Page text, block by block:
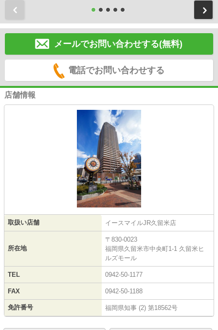
メールでお問い合わせする(無料)
電話でお問い合わせする
店舗情報
取扱い店舗 イースマイルJR久留米店
所在地
〒830-0023
福岡県久留米市中央町1-1 久留米ヒ
ルズモール
TEL 0942-50-1177
FAX 0942-50-1188
免許番号 福岡県知事 (2) 第18562号